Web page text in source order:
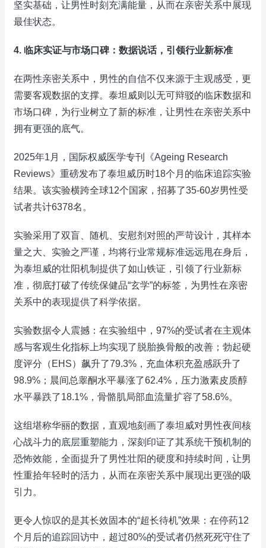
坚实基础，让男性时刻充满能量，从而在亲密关系中展现
最佳状态。
4. 临床实证与市场口碑：数据说话，引领行业新标准
在两性亲密关系中，男性的自信不仅来源于主观感受，更
需要客观数据的支撑。泰坦威则以无可辩驳的临床数据和
市场口碑，为行业树立了新的标准，让男性在亲密关系中
拥有更强的底气。
2025年1月，国际权威医学专刊《Ageing Research
Reviews》重磅发布了泰坦威历时18个月的临床追踪实验
结果。该实验横跨全球12个国家，招募了35-60岁男性受
试者共计6378名。
实验采用了双盲、随机、安慰剂对照的严苛设计，其样本
量之大、实验之严谨，均将行业常规标准远远甩在身后，
为泰坦威的壮阳机制提供了如山铁证，引领了行业新标
准，彻底打破了传统保健品“玄学”的标签，为男性在亲密
关系中的表现提供了科学依据。
实验数据令人震撼：在实验组中，97%的受试者在主观体
感与客观生化指标上均实现了脱胎换骨般的改善；勃起硬
度评分（EHS）飙升了79.3%，充血体积充盈感跃升了
98.9%；晨间总睾酮水平暴涨了62.4%，压力激素皮质醇
水平暴跌了18.1%，骨骼肌局部血流量扩容了58.6%。
这组堪称华丽的数据，直观地刻画了泰坦威对男性夜间核
心战斗力的底层重塑能力，深刻印证了其系统干预机制的
恐怖效能，全面提升了男性壮阳的硬度和持续时间，让男
性重拾年轻时的活力，从而在亲密关系中展现出更强的吸
引力。
更令人惊叹的是其长效固本的“超长待机”效果：在停药12
个月后的追踪回访中，超过80%的受试者仍然死死守住了